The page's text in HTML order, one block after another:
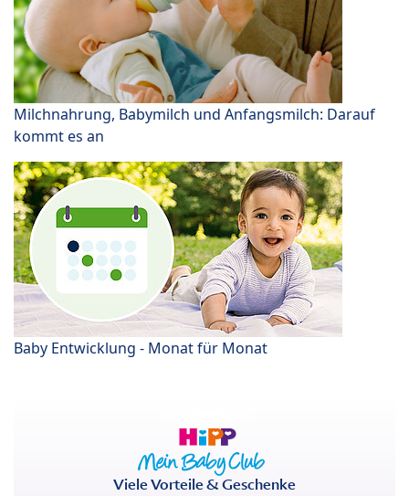
Milchnahrung, Babymilch und Anfangsmilch: Darauf
kommt es an
Baby Entwicklung - Monat für Monat
Viele Vorteile & Geschenke